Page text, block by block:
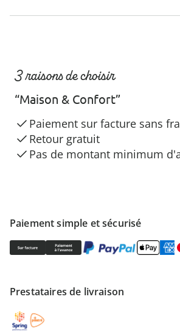
Paiement simple et sécurisé
Prestataires de livraison
3 raisons de choisir
“Maison & Confort”
Paiement sur facture sans
Retour gratuit
Pas de montant minimum